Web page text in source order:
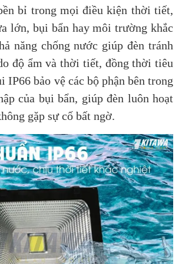
bỉ trong mọi điều kiện thời tiết,
lớn, bụi bẩn hay môi trường khắc
năng chống nước giúp đèn tránh
độ ẩm và thời tiết, đồng thời tiêu
IP66 bảo vệ các bộ phận bên trong
của bụi bẩn, giúp đèn luôn hoạt
gặp sự cố bất ngờ.